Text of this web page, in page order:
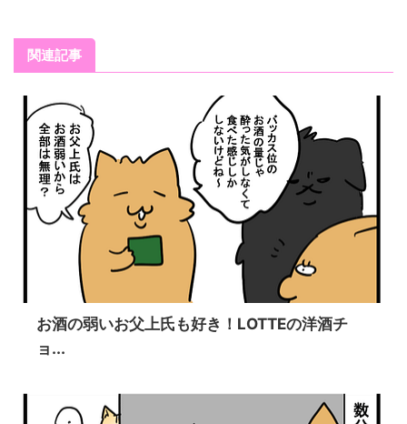
関連記事
お酒の弱いお父上氏も好き！LOTTEの洋酒チ
ョ...